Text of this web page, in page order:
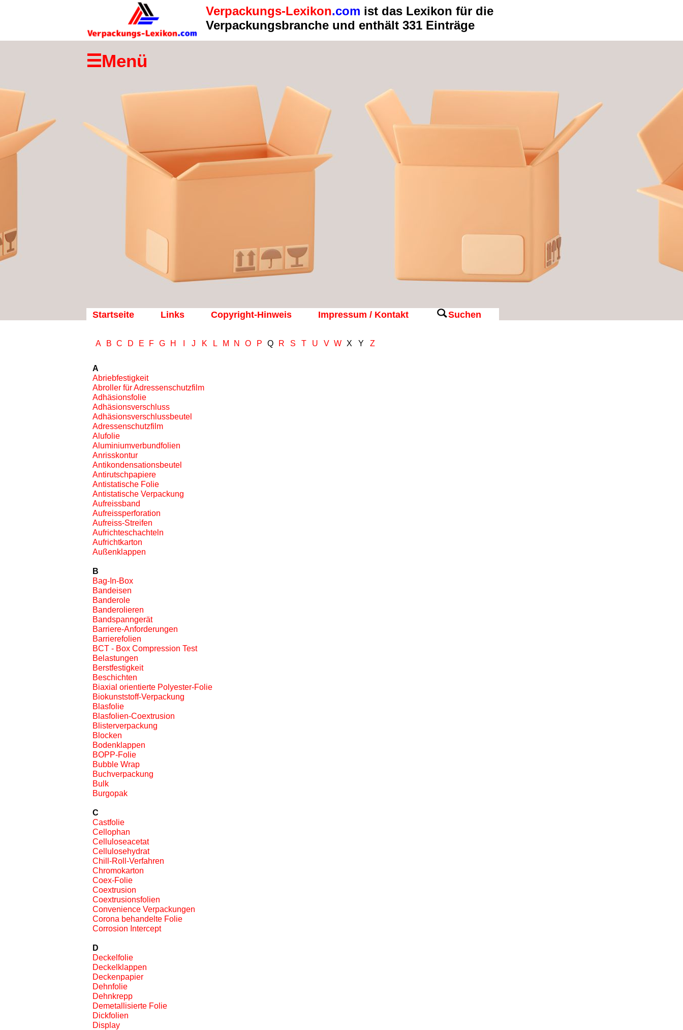
A
Abriebfestigkeit
Abroller für Adressenschutzfilm
Adhäsionsfolie
Adhäsionsverschluss
Adhäsionsverschlussbeutel
Adressenschutzfilm
Alufolie
Aluminiumverbundfolien
Anrisskontur
Antikondensationsbeutel
Antirutschpapiere
Antistatische Folie
Antistatische Verpackung
Aufreissband
Aufreissperforation
Aufreiss-Streifen
Aufrichteschachteln
Aufrichtkarton
Außenklappen
B
Bag-In-Box
Bandeisen
Banderole
Banderolieren
Bandspanngerät
Barriere-Anforderungen
Barrierefolien
BCT - Box Compression Test
Belastungen
Berstfestigkeit
Beschichten
Biaxial orientierte Polyester-Folie
Biokunststoff-Verpackung
Blasfolie
Blasfolien-Coextrusion
Blisterverpackung
Blocken
Bodenklappen
BOPP-Folie
Bubble Wrap
Buchverpackung
Bulk
Burgopak
C
Castfolie
Cellophan
Celluloseacetat
Cellulosehydrat
Chill-Roll-Verfahren
Chromokarton
Coex-Folie
Coextrusion
Coextrusionsfolien
Convenience Verpackungen
Corona behandelte Folie
Corrosion Intercept
D
Deckelfolie
Deckelklappen
Deckenpapier
Dehnfolie
Dehnkrepp
Demetallisierte Folie
Dickfolien
Display
A B C D E F G H J K L M N O P Q R S T U V W X Y Z
Verpackungs-Lexikon.com ist das Lexikon für die
Verpackungsbranche und enthält 331 Einträge
Startseite Links Copyright-Hinweis Impressum / Kontakt Suchen
Links
Impressum
/
Kontakt
Suchen
☰Menü